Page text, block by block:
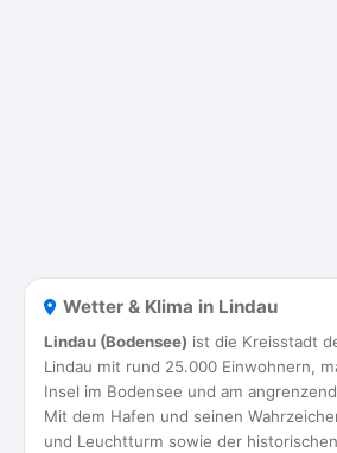
Wetter & Klima in Lindau
Lindau (Bodensee) ist die Kreisstadt
Lindau mit rund 25.000 Einwohnern,
Insel im Bodensee und am
Mit dem Hafen und seinen
und Leuchtturm sowie der